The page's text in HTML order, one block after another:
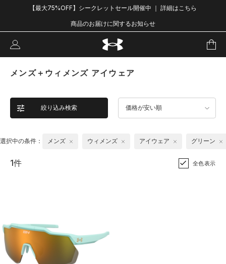
【最大75%OFF】シークレットセール開催中 ｜ 詳細はこちら
商品のお届けに関するお知らせ
メンズ＋ウィメンズ アイウェア
絞り込み検索 価格が安い順
選択中の条件： メンズ ウィメンズ アイウェア グリーン
1件 全色表示